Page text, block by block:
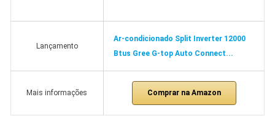
Lançamento
Ar-condicionado Split Inverter 12000
Btus Gree G-top Auto Connect...
Mais informações Comprar na Amazon